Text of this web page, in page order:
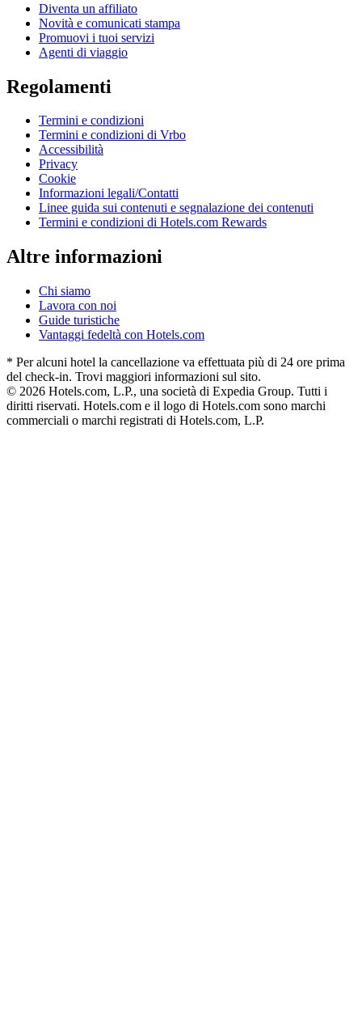
Diventa un affiliato
Novità e comunicati stampa
Promuovi i tuoi servizi
Agenti di viaggio
Regolamenti
Termini e condizioni
Termini e condizioni di Vrbo
Accessibilità
Privacy
Cookie
Informazioni legali/Contatti
Linee guida sui contenuti e segnalazione dei contenuti
Termini e condizioni di Hotels.com Rewards
Altre informazioni
Chi siamo
Lavora con noi
Guide turistiche
Vantaggi fedeltà con Hotels.com
* Per alcuni hotel la cancellazione va effettuata più di 24 ore prima
del check-in. Trovi maggiori informazioni sul sito.
© 2026 Hotels.com, L.P., una società di Expedia Group. Tutti i
diritti riservati. Hotels.com e il logo di Hotels.com sono marchi
commerciali o marchi registrati di Hotels.com, L.P.